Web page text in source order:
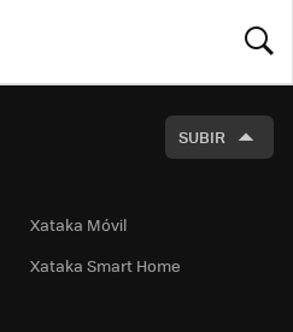
SUBIR
Xataka Móvil
Xataka Smart Home